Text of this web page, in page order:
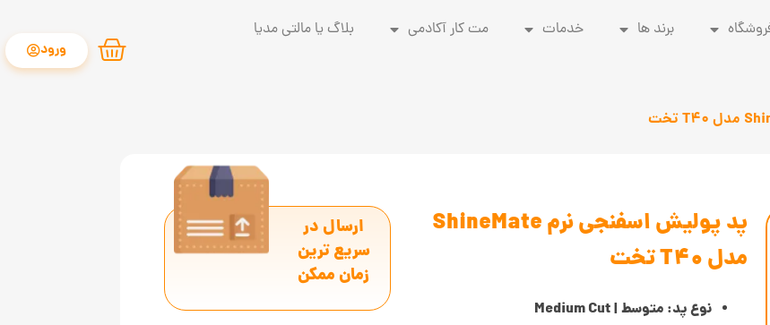
برند ها خدمات مت کار آکادمی
بلاگ یا مالتی مدیا
ورود
پد پولیش اسفنجی نرم ShineMate
مدل T40 تخت
نوع پد: متوسط | Medium Cut
ارسال در
سریع ترین
زمان ممکن